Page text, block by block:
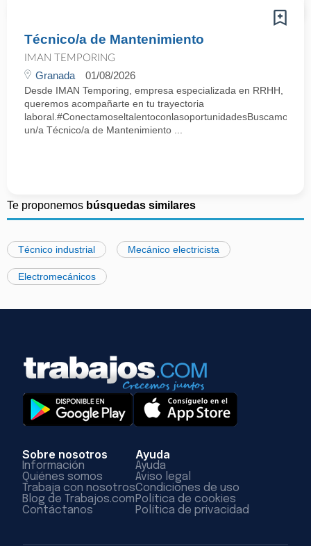
Técnico/a de Mantenimiento
IMAN TEMPORING
Granada 01/08/2026
Desde IMAN Temporing, empresa especializada en RRHH,
queremos acompañarte en tu trayectoria
laboral.#ConectamoseltalentoconlasoportunidadesBuscamos
un/a Técnico/a de Mantenimiento ...
Te proponemos búsquedas similares
Técnico industrial Mecánico electricista
Electromecánicos
Sobre nosotros
Información
Quiénes somos
Trabaja con nosotros
Blog de Trabajos.com
Contáctanos
Ayuda
Ayuda
Aviso legal
Condiciones de uso
Política de cookies
Política de privacidad